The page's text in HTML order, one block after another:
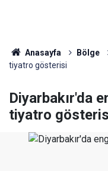
Anasayfa Bölge
tiyatro gösterisi
Diyarbakır'da
tiyatro